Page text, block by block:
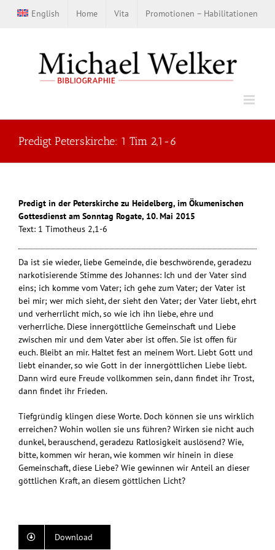
Inhalt
English Home Vita Promotionen – Habilitationen
Predigt Peterskirche: 1 Tim 2,1-6
Predigt in der Peterskirche zu Heidelberg, im Ökumenischen
Gottesdienst am Sonntag Rogate, 10. Mai 2015
Text: 1 Timotheus 2,1-6
Da ist sie wieder, liebe Gemeinde, die beschwörende, geradezu
narkotisierende Stimme des Johannes: Ich und der Vater sind
eins; ich komme vom Vater; ich gehe zum Vater; der Vater ist
bei mir; wer mich sieht, der sieht den Vater; der Vater liebt, ehrt
und verherrlicht mich, so wie ich ihn liebe, ehre und
verherrliche. Diese innergöttliche Gemeinschaft und Liebe
zwischen mir und dem Vater aber ist offen. Sie ist offen für
euch. Bleibt an mir. Haltet fest an meinem Wort. Liebt Gott und
liebt einander, so wie Gott in der innergöttlichen Liebe liebt.
Dann wird eure Freude vollkommen sein, dann findet ihr Trost,
dann findet ihr Frieden.
Tiefgründig klingen diese Worte. Doch können sie uns wirklich
erreichen? Wohin wollen sie uns führen? Wirken sie nicht auch
dunkel, berauschend, geradezu Ratlosigkeit auslösend? Wie,
bitte, kommen wir heran, wie kommen wir hinein in diese
Gemeinschaft, diese Liebe? Wie gewinnen wir Anteil an dieser
göttlichen Kraft, an diesem göttlichen Licht?
Download